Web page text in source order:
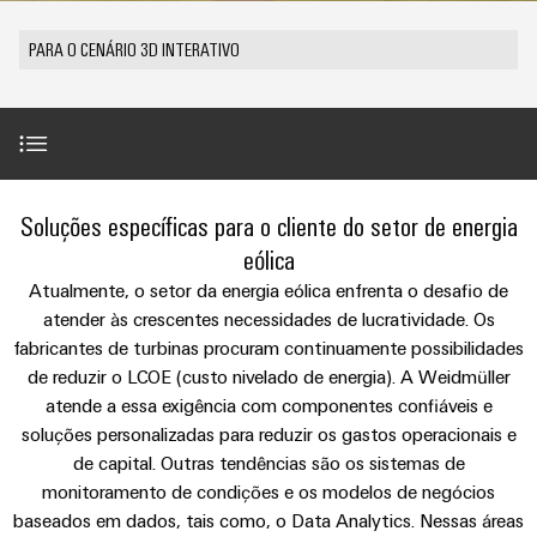
e
Armazenamento
de
Energia
e
produtos
para
sistemas
de
armazenamento
de
energia
(ESS)
Caminhos
IN
PUSH
IN
de
ponta
u-
OS
Micro
redes
DC
PCB
terminais
e
de
caixas
Sistemas
e
componentes
para
entrada
de
personalizados
Serviço
Entrega
Consultoria
e
engenharia
digital
Consultoria
de
conectividade
Vendas
Legais
Privacidade
Promoções
e
Novidades
Promoções
Notícias
Linha
de
DPS
Linha
Conexel
Luminárias
Linha
Conexel
VISÃO
GERAL
Centro-
Norte
Região
VISÃO
GERAL
Empresa
Weidmüller
e
Academia
Recursos
Humanos
Conformidade
Locais
Informação
PARA O CENÁRIO 3D INTERATIVO
New Casos de uso
Destaques do produto
Referências
Downloads
Contato
Soluções específicas para o cliente do setor de energia
eólica
Atualmente, o setor da energia eólica enfrenta o desafio de
atender às crescentes necessidades de lucratividade. Os
fabricantes de turbinas procuram continuamente possibilidades
de reduzir o LCOE (custo nivelado de energia). A Weidmüller
atende a essa exigência com componentes confiáveis e
soluções personalizadas para reduzir os gastos operacionais e
de capital. Outras tendências são os sistemas de
monitoramento de condições e os modelos de negócios
baseados em dados, tais como, o Data Analytics. Nessas áreas